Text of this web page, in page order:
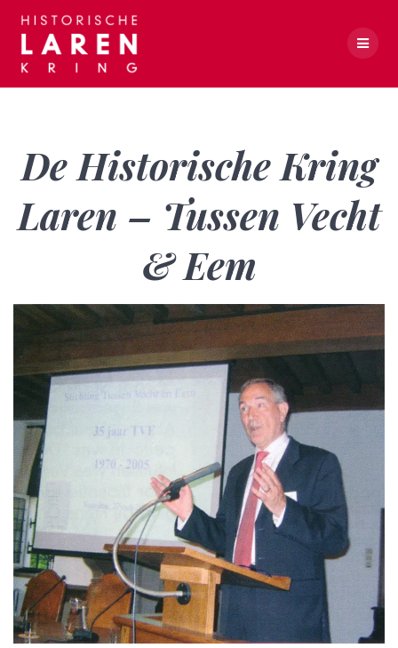
De Historische Kring
Laren – Tussen Vecht
& Eem